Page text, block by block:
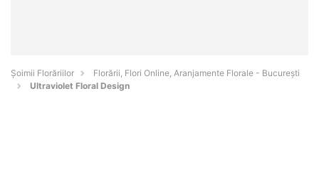
Șoimii Florăriilor
Florării, Flori Online, Aranjamente Florale - Bucureşti
Ultraviolet Floral Design